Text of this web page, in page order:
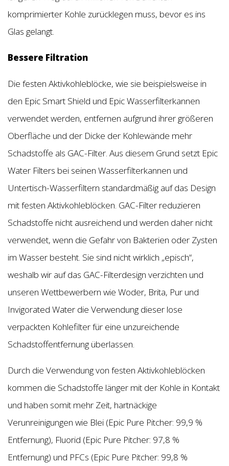
komprimierter Kohle zurücklegen muss, bevor es ins
Glas gelangt.
Bessere Filtration
Die festen Aktivkohleblöcke, wie sie beispielsweise in
den Epic Smart Shield und Epic Wasserfilterkannen
verwendet werden, entfernen aufgrund ihrer größeren
Oberfläche und der Dicke der Kohlewände mehr
Schadstoffe als GAC-Filter. Aus diesem Grund setzt Epic
Water Filters bei seinen Wasserfilterkannen und
Untertisch-Wasserfiltern standardmäßig auf das Design
mit festen Aktivkohleblöcken. GAC-Filter reduzieren
Schadstoffe nicht ausreichend und werden daher nicht
verwendet, wenn die Gefahr von Bakterien oder Zysten
im Wasser besteht. Sie sind nicht wirklich „episch“,
weshalb wir auf das GAC-Filterdesign verzichten und
unseren Wettbewerbern wie Woder, Brita, Pur und
Invigorated Water die Verwendung dieser lose
verpackten Kohlefilter für eine unzureichende
Schadstoffentfernung überlassen.
Durch die Verwendung von festen Aktivkohleblöcken
kommen die Schadstoffe länger mit der Kohle in Kontakt
und haben somit mehr Zeit, hartnäckige
Verunreinigungen wie Blei (Epic Pure Pitcher: 99,9 %
Entfernung), Fluorid (Epic Pure Pitcher: 97,8 %
Entfernung) und PFCs (Epic Pure Pitcher: 99,8 %